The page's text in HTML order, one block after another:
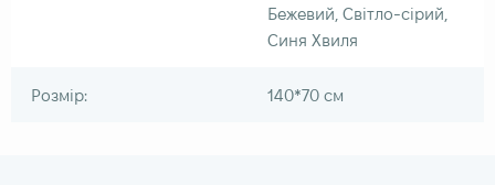
Бежевий, Світло-сірий,
Синя Хвиля
Розмір: 140*70 см